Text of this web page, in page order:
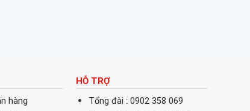
hàng
HỖ TRỢ
Tổng đài : 0902 358 069